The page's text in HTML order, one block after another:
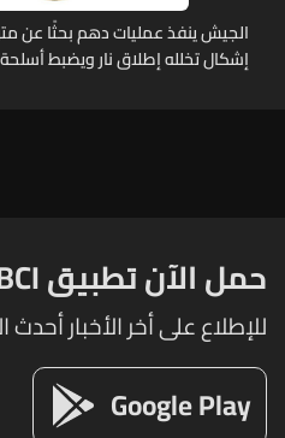
الجيش ينفذ عمليات دهم بحثًا عن
إشكال تخلله إطلاق نار ويضبط
حمل الآن تطبيق LBCI للهواتف المحمولة
للإطلاع على أخر الأخبار أحدث
Google Play